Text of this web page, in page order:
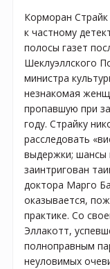
Корморан
к частному
полосы газет
Шеклуэллского
министра
незнакомая
пропавшую при
году. Страйку
расследовать
выдержки; шансы
заинтригован
доктора Марго
оказывается,
практике. Со
Эллакотт,
полноправным
неуловимых